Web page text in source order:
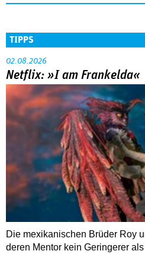
TIPPS
02.08.2026
Netflix: »I am Frankelda«
Die mexikanischen Brüder Roy
deren Mentor kein Geringerer